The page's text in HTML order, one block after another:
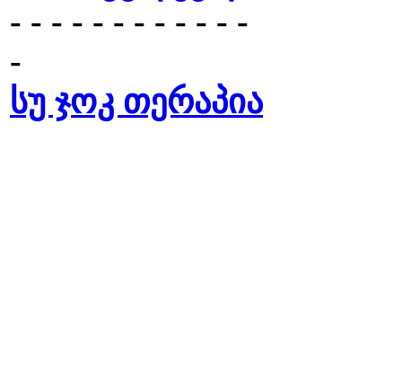
- - - - - - - - - - - -
-
სუ ჯოკ თერაპია